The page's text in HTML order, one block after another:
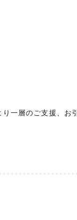
一層のご支援、お